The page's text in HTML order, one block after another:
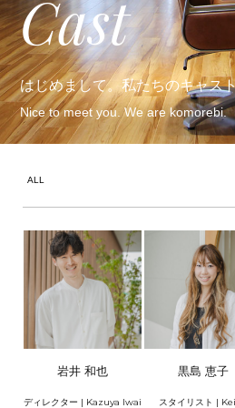
Cast
はじめまして。私たちのキャス
Nice to meet you. We are komorebi.
岩井 和也
ディレクター | Kazuya Iwai
黒島 恵子
スタイリスト |